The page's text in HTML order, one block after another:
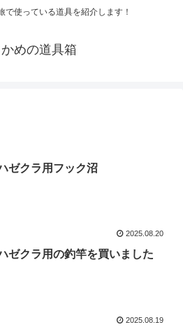
で使っている道具を紹介します！
かめの道具箱
ゼクラ用フック沼
2025.08.20
ゼクラ用の釣竿を買いました
2025.08.19